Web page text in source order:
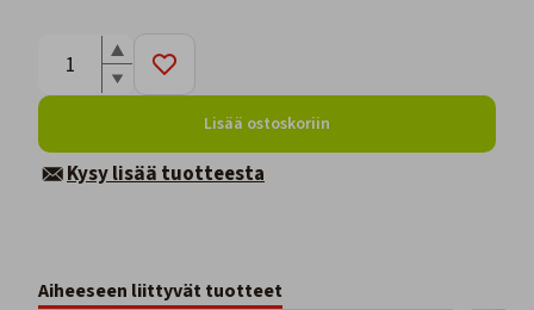
Lisää ostoskoriin
Kysy lisää tuotteesta
Aiheeseen liittyvät tuotteet